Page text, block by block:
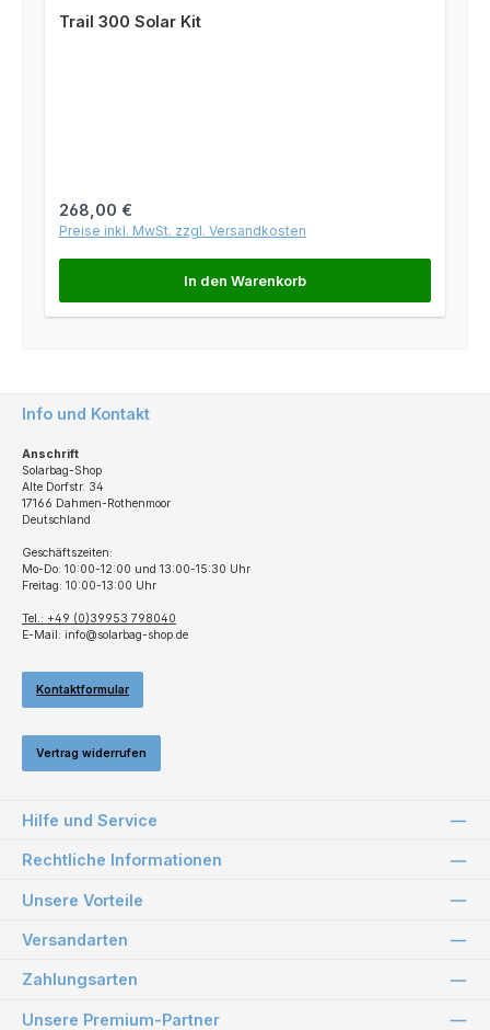
Trail 300 Solar Kit
Regulärer Preis:
268,00 €
Preise inkl. MwSt. zzgl. Versandkosten
In den Warenkorb
Info und Kontakt
Anschrift
Solarbag-Shop
Alte Dorfstr. 34
17166 Dahmen-Rothenmoor
Deutschland
Geschäftszeiten:
Mo-Do: 10:00-12:00 und 13:00-15:30 Uhr
Freitag: 10:00-13:00 Uhr
Tel.: +49 (0)39953 798040
E-Mail: info@solarbag-shop.de
Kontaktformular
Vertrag widerrufen
Hilfe und Service
Rechtliche Informationen
Unsere Vorteile
Versandarten
Zahlungsarten
Unsere Premium-Partner